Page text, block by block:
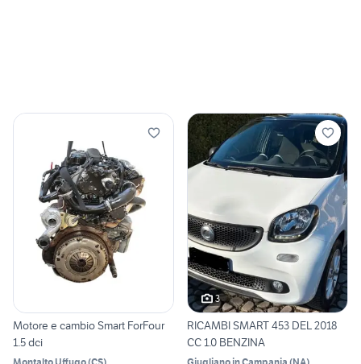
Motore e cambio Smart ForFour
1.5 dci
3
RICAMBI SMART 453 DEL 2018
CC 1.0 BENZINA